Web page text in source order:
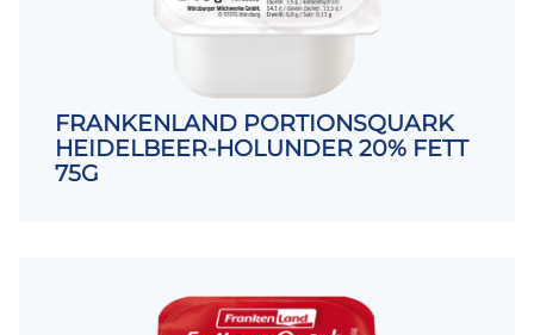
FRANKENLAND PORTIONSQUARK
HEIDELBEER-HOLUNDER 20% FETT
75G